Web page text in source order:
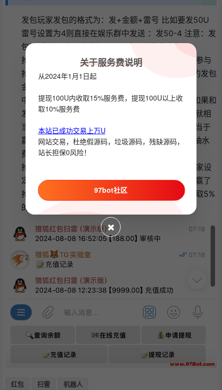
发包玩家发包的格式为：发+金额+雷号 比如要发50U
雷号设置为4则直接在娱乐群中发送 ：发50-4 注意：发
包时 发包玩家账户余额必须要大于要发的金额
抢包玩家抢包的方式为：直接点击领取按钮就可以参与
抢包 注意：抢包时 抢包玩家账户余额必须要是抢的发包
金额的1.8倍 这个后台可以进行修改
中雷规则 ： 抢包玩家抢到红包金额最后一位数字如果和
发包玩家设定的雷值相同 则 判断为中雷 抢包玩家就相
当于输了 需要向发包玩家赔付1.8倍 发包玩家就相当于
赢了 发包玩家赢的金额基础上，平台会抽取5%的抽水
费用
抢包玩家抢到红包金额最后一位数字如果和发包玩家设
定的雷值不同 则 判断为未中雷 抢包玩家就相当于赢了
抢包玩家白领取【赢了】的金额基础上，平台会抽取5%
的抽水费用 发包玩家就相当于输了
红包 扫雷 机器人
关于服务费说明
从2024年1月1日起
提现100U内收取15%服务费，提现100U以上收
取10%服务费
本站已成功交易上万U
网站交易，杜绝假源码，垃圾源码，残缺源码，
站长担保0风险！
97bot社区